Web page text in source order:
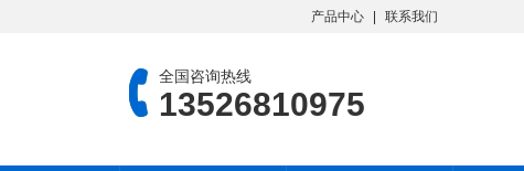
产品中心 联系我们
全国咨询热线
13526810975